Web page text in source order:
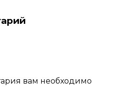
вам необходимо